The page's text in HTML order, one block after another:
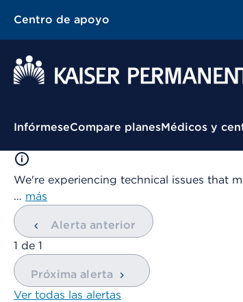
Centro de apoyo
Menú contextual
InfórmeseCompare planesMédicos y
We're experiencing technical issues that
… más
Alerta anterior
mostrando
1 de 1
Próxima alerta
Ver todas las alertas